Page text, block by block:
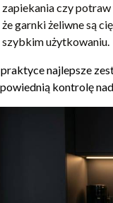
zapiekania czy
że garnki żeliwne są
szybkim użytkowaniu.
najlepsze
kontrolę